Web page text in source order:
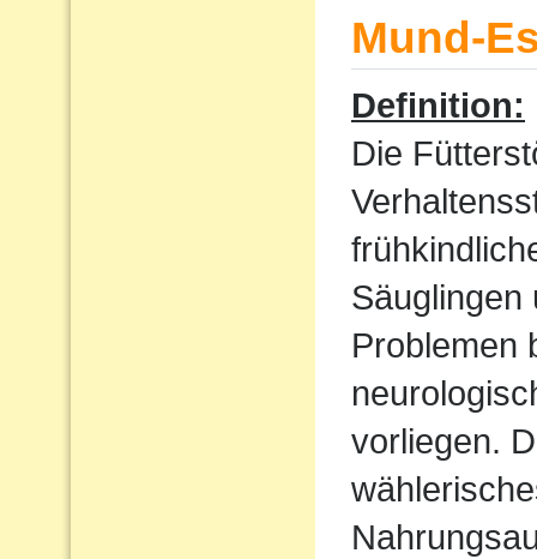
Mund-
Definition:
Die
Säuglingen
Problemen
vorliegen.